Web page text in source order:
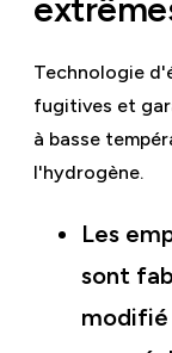
Technologie
fugitives et
à basse
l'hydrogène.
Les
sont